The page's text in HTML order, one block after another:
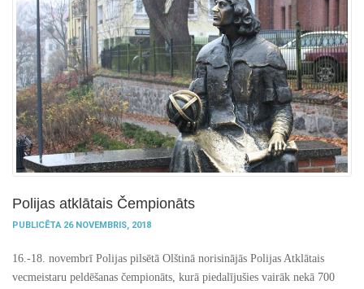
Polijas atklātais Čempionāts
PUBLICĒTA 26 NOVEMBRIS, 2018
16.-18. novembrī Polijas pilsētā Olštinā norisinājās Polijas Atklātais
vecmeistaru peldēšanas čempionāts, kurā piedalījušies vairāk nekā 700